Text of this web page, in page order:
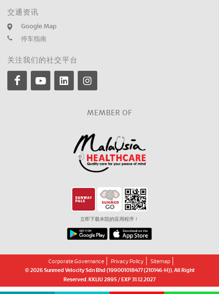
交通资讯
Google Map
停车指南
关注我们的社交平台
MEMBER OF
立即下载本院的应用程序！
Corporate Governance Privacy Policy
Sitemap
© 2026 Sunmed Velocity Sdn Bhd (199001018477 (210146-H)). All Right
Reserved. KKLIU 2895 / EXP 31.12.2027